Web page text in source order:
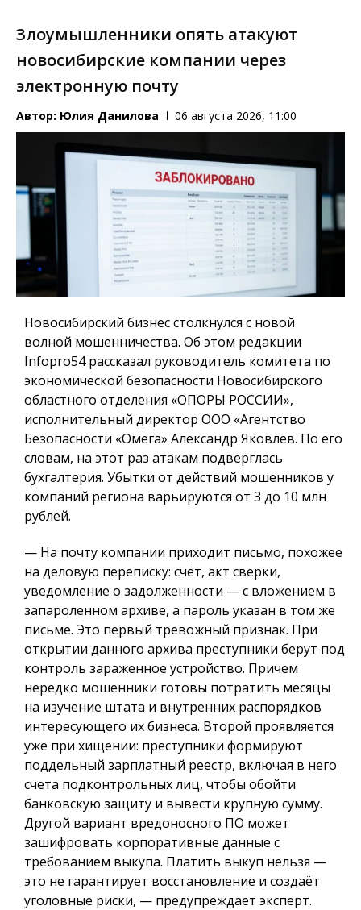
Злоумышленники опять атакуют
новосибирские компании через
электронную почту
Автор: Юлия Данилова 06 августа 2026, 11:00
Новосибирский бизнес столкнулся с новой
волной мошенничества. Об этом редакции
Infopro54 рассказал руководитель комитета по
экономической безопасности Новосибирского
областного отделения «ОПОРЫ РОССИИ»,
исполнительный директор ООО «Агентство
Безопасности «Омега» Александр Яковлев. По его
словам, на этот раз атакам подверглась
бухгалтерия. Убытки от действий мошенников у
компаний региона варьируются от 3 до 10 млн
рублей.
— На почту компании приходит письмо, похожее
на деловую переписку: счёт, акт сверки,
уведомление о задолженности — с вложением в
запароленном архиве, а пароль указан в том же
письме. Это первый тревожный признак. При
открытии данного архива преступники берут под
контроль зараженное устройство. Причем
нередко мошенники готовы потратить месяцы
на изучение штата и внутренних распорядков
интересующего их бизнеса. Второй проявляется
уже при хищении: преступники формируют
поддельный зарплатный реестр, включая в него
счета подконтрольных лиц, чтобы обойти
банковскую защиту и вывести крупную сумму.
Другой вариант вредоносного ПО может
зашифровать корпоративные данные с
требованием выкупа. Платить выкуп нельзя —
это не гарантирует восстановление и создаёт
уголовные риски, — предупреждает эксперт.